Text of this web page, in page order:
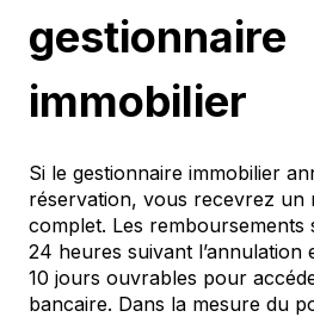
gestionnaire
immobilier
Si le gestionnaire immobilier
réservation, vous recevrez un
complet. Les remboursements
24 heures suivant l’annulation
10 jours ouvrables pour
bancaire. Dans la mesure du